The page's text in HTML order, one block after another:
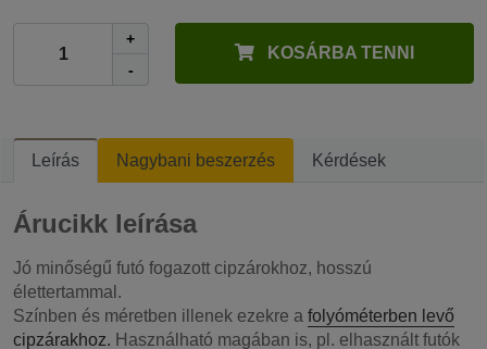
+
-
KOSÁRBA TENNI
Leírás Nagybani beszerzés Kérdések
Árucikk leírása
Jó minőségű futó fogazott cipzárokhoz, hosszú
élettertammal.
Színben és méretben illenek ezekre a folyóméterben levő
cipzárakhoz. Használható magában is, pl. elhasznált futók